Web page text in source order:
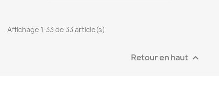
Affichage 1-33 de 33 article(s)
Retour en haut 